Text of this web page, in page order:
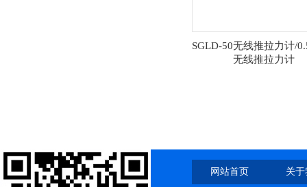
SGLD-50无线推拉力计/
无线推拉力计
网站首页 关